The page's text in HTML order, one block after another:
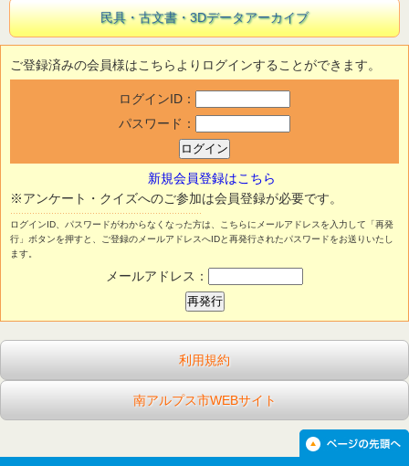
民具・古文書・3Dデータアーカイブ
ご登録済みの会員様はこちらよりログインすることができます。
ログインID：
パスワード：
新規会員登録はこちら
※アンケート・クイズへのご参加は会員登録が必要です。
ログインID、パスワードがわからなくなった方は、こちらにメールアドレスを入力して「再発
行」ボタンを押すと、ご登録のメールアドレスへIDと再発行されたパスワードをお送りいたし
ます。
メールアドレス：
利用規約
南アルプス市WEBサイト